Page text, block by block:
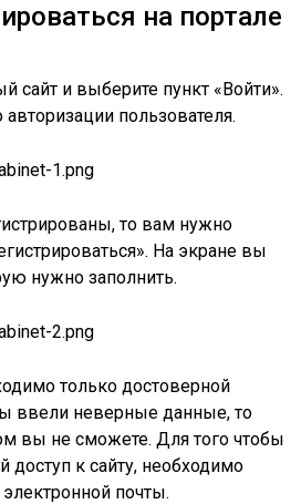
на портале
сайт и выберите пункт «Войти».
пользователя.
то вам нужно
На экране вы
нужно заполнить.
только достоверной
ввели неверные данные, то
вы не сможете. Для того чтобы
доступ к сайту, необходимо
почты.